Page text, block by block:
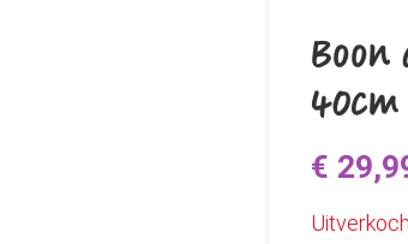
40cm
€